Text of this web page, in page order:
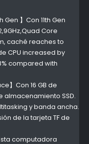
】Con 11th Gen
Core
caché reaches to
CPU increased by
compared with
】Con 16 GB de
almacenamiento SSD.
y banda ancha.
de la tarjeta TF de
computadora